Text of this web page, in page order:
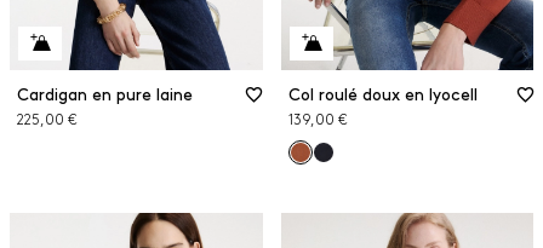
Cardigan en pure laine
225,00 €
Col roulé doux en lyocell
139,00 €